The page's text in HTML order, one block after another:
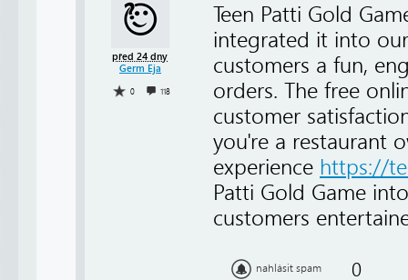
před 24 dny
Germ Eja
0 118
Teen Patti Gold
integrated it into
customers a fun,
orders. The free
customer
you're a restaurant
experience https://
Patti Gold Game
customers
nahlásit spam 0